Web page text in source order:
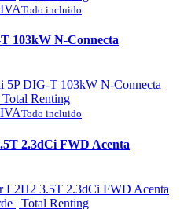
Todo incluido
103kW N-Connecta
Todo incluido
2.3dCi FWD Acenta